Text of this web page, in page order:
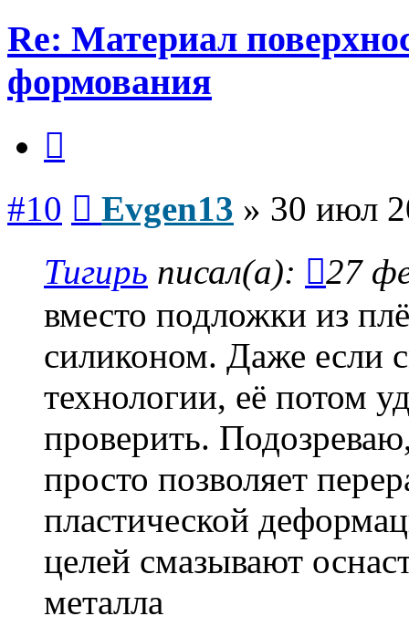
Re: Материал
формования
#10 Evgen13 » 30 июл
Тигирь писал(а):
27
вместо подложки из
силиконом. Даже если
технологии, её потом
проверить.
просто позволяет
пластической
целей смазывают
металла